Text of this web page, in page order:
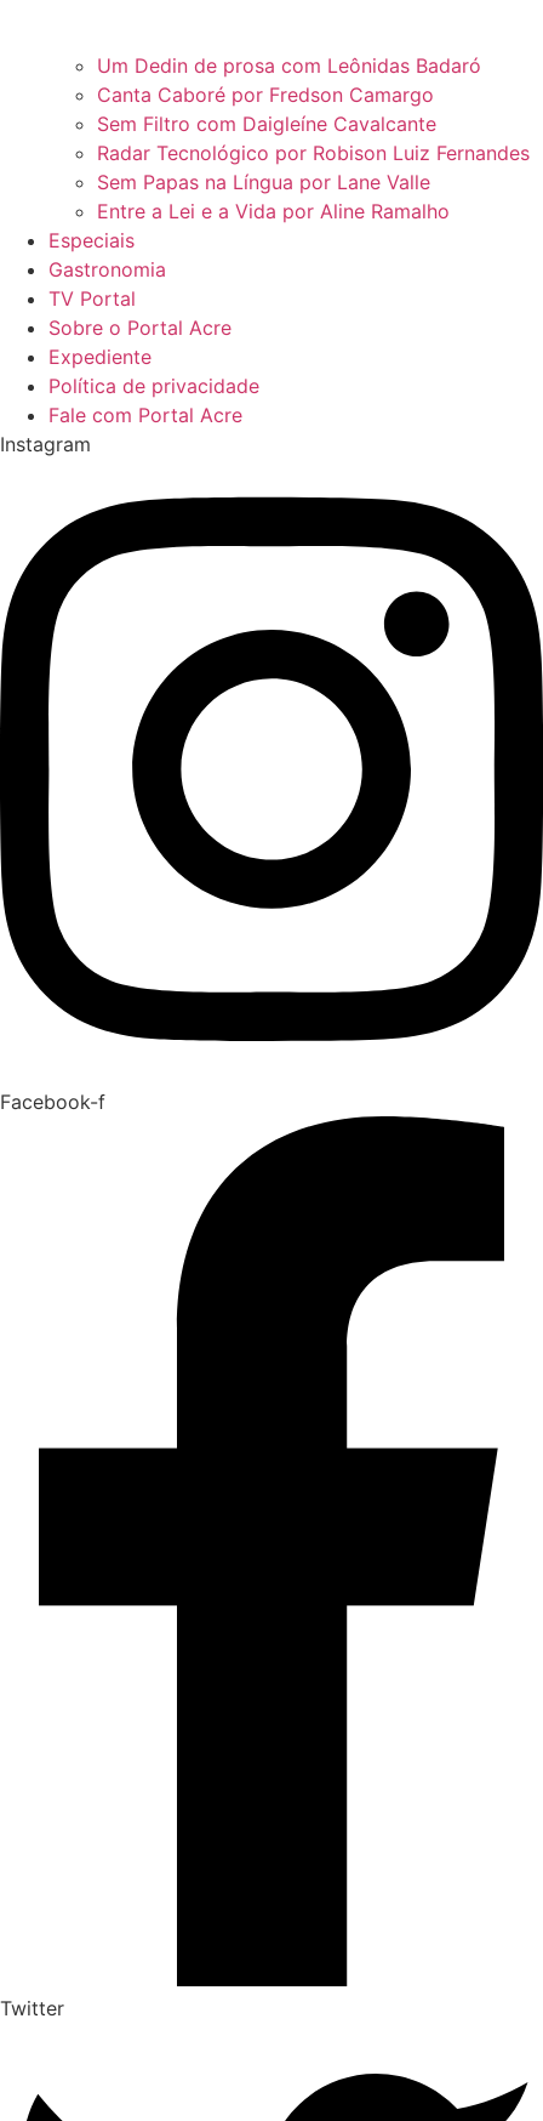
Um Dedin de prosa com Leônidas Badaró
Canta Caboré por Fredson Camargo
Sem Filtro com Daigleíne Cavalcante
Radar Tecnológico por Robison Luiz Fernandes
Sem Papas na Língua por Lane Valle
Entre a Lei e a Vida por Aline Ramalho
Especiais
Gastronomia
TV Portal
Sobre o Portal Acre
Expediente
Política de privacidade
Fale com Portal Acre
Instagram
Facebook-f
Twitter